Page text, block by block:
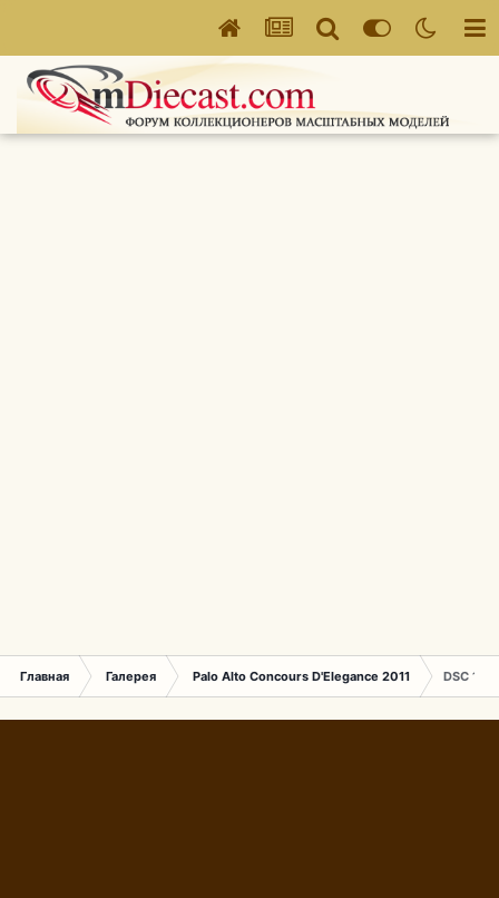
Главная Галерея Palo Alto Concours D'Elegance 2011 DSC